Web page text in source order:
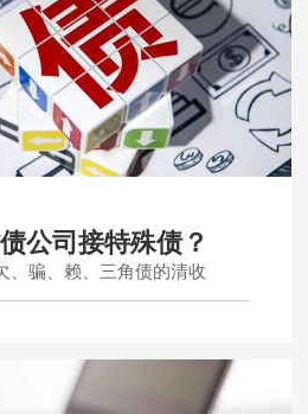
公司接特殊债？
、骗、赖、三角债的清收